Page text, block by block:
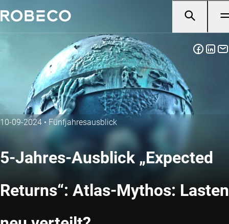
10-09-2024 • Fünfjahresausblick
5-Jahres-Ausblick „Expected
Returns“: Atlas-Mythos: Lasten